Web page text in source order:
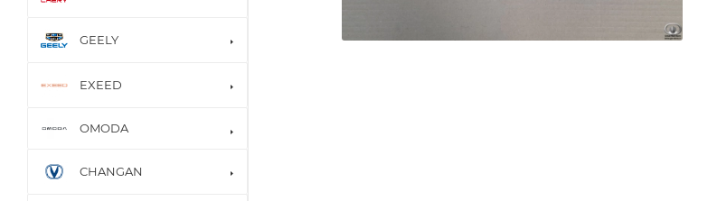
GEELY
EXEED
OMODA
CHANGAN